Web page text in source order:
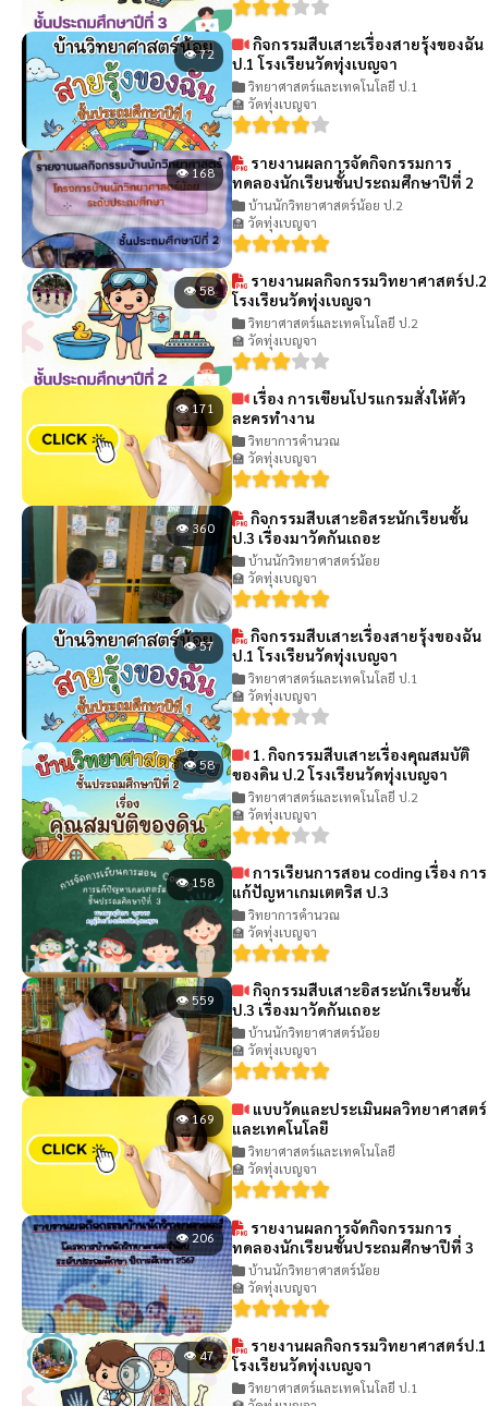
👁 72
กิจกรรมสืบเสาะเรื่องสายรุ้งของฉัน
ป.1 โรงเรียนวัดทุ่งเบญจา
วิทยาศาสตร์และเทคโนโลยี ป.1
🏫 วัดทุ่งเบญจา
👁 168
รายงานผลการจัดกิจกรรมการ
ทดลองนักเรียนชั้นประถมศึกษาปีที่ 2
บ้านนักวิทยาศาสตร์น้อย ป.2
🏫 วัดทุ่งเบญจา
👁 58
รายงานผลกิจกรรมวิทยาศาสตร์ป.2
โรงเรียนวัดทุ่งเบญจา
วิทยาศาสตร์และเทคโนโลยี ป.2
🏫 วัดทุ่งเบญจา
👁 171
เรื่อง การเขียนโปรแกรมสั่งให้ตัว
ละครทำงาน
วิทยาการคำนวณ
🏫 วัดทุ่งเบญจา
👁 360
กิจกรรมสืบเสาะอิสระนักเรียนชั้น
ป.3 เรื่องมาวัดกันเถอะ
บ้านนักวิทยาศาสตร์น้อย
🏫 วัดทุ่งเบญจา
👁 57
กิจกรรมสืบเสาะเรื่องสายรุ้งของฉัน
ป.1 โรงเรียนวัดทุ่งเบญจา
วิทยาศาสตร์และเทคโนโลยี ป.1
🏫 วัดทุ่งเบญจา
👁 58
1. กิจกรรมสืบเสาะเรื่องคุณสมบัติ
ของดิน ป.2 โรงเรียนวัดทุ่งเบญจา
วิทยาศาสตร์และเทคโนโลยี ป.2
🏫 วัดทุ่งเบญจา
👁 158
การเรียนการสอน coding เรื่อง การ
แก้ปัญหาเกมเตตริส ป.3
วิทยาการคำนวณ
🏫 วัดทุ่งเบญจา
👁 559
กิจกรรมสืบเสาะอิสระนักเรียนชั้น
ป.3 เรื่องมาวัดกันเถอะ
บ้านนักวิทยาศาสตร์น้อย
🏫 วัดทุ่งเบญจา
👁 169
แบบวัดและประเมินผลวิทยาศาสตร์
และเทคโนโลยี
วิทยาศาสตร์และเทคโนโลยี
🏫 วัดทุ่งเบญจา
👁 206
รายงานผลการจัดกิจกรรมการ
ทดลองนักเรียนชั้นประถมศึกษาปีที่ 3
บ้านนักวิทยาศาสตร์น้อย
🏫 วัดทุ่งเบญจา
👁 47
รายงานผลกิจกรรมวิทยาศาสตร์ป.1
โรงเรียนวัดทุ่งเบญจา
วิทยาศาสตร์และเทคโนโลยี ป.1